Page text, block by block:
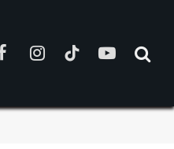
FacebookInstagramTikTokYouTube